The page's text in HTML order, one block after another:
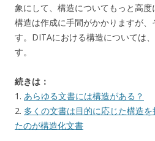
象にして、構造についてもっと高
構造は作成に手間がかかりますが、
す。DITAにおける構造については
す。
続きは：
1. あらゆる文書には構造がある？
2. 多くの文書は目的に応じた構造
たのが構造化文書